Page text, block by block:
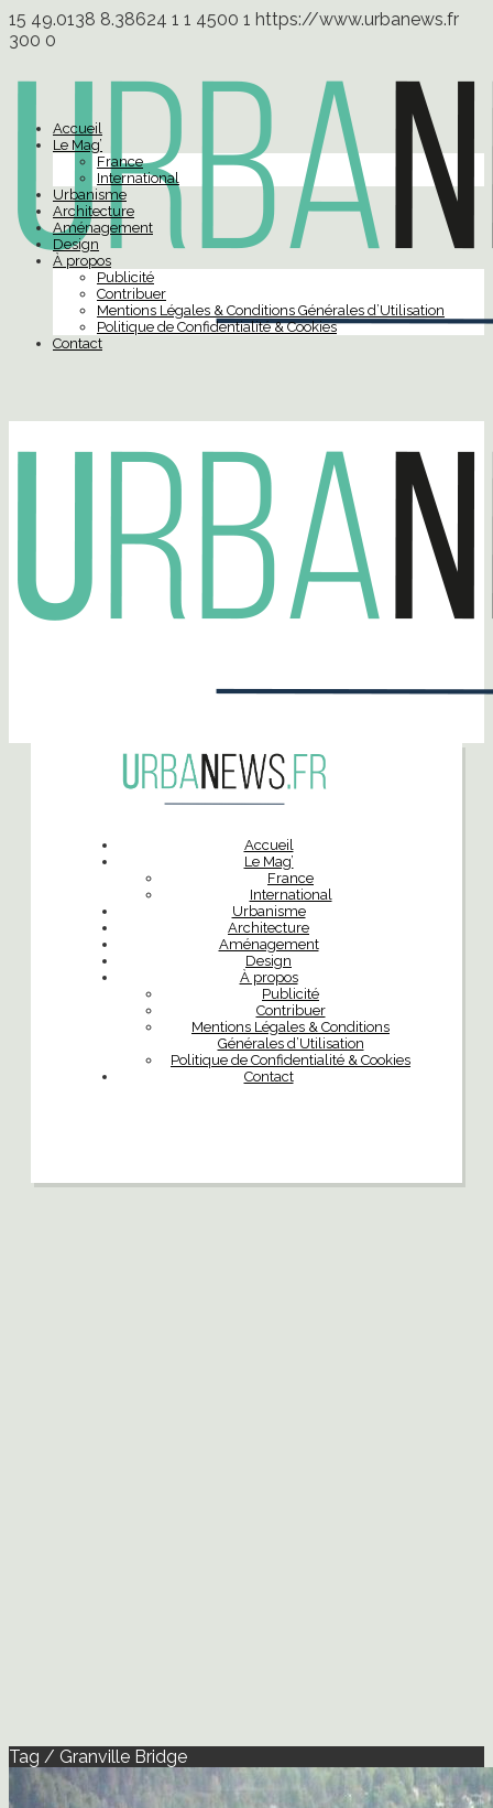
15 49.0138 8.38624 1 1 4500 1 https://www.urbanews.fr
300 0
Accueil
Le Mag’
France
International
Urbanisme
Architecture
Aménagement
Design
À propos
Publicité
Contribuer
Mentions Légales & Conditions Générales d’Utilisation
Politique de Confidentialité & Cookies
Contact
Accueil
Le Mag’
France
International
Urbanisme
Architecture
Aménagement
Design
À propos
Publicité
Contribuer
Mentions Légales & Conditions
Générales d’Utilisation
Politique de Confidentialité & Cookies
Contact
Tag / Granville Bridge